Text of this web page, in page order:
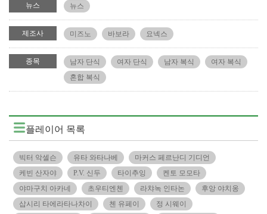
뉴스 뉴스
제조사 미즈노 바보라 요넥스
종목 남자 단식 여자 단식 남자 복식
여자 복식
혼합 복식
플레이어 목록
빅터 악셀슨 유타 와타나베
마커스 페르난디 기디언
케빈 산자야
P.V. 신두 타이추잉
켄토 모모타
야마구치 아카네
초우티엔첸 라챠녹 인타논
후앙 야치옹
삽시리 타에라타나차이
첸 유페이
정 시웨이